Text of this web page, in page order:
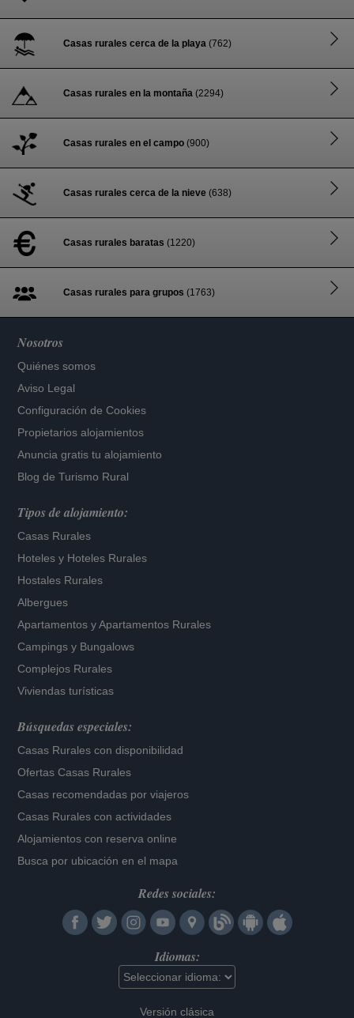
Casas rurales cerca de la playa (762)
Casas rurales en la montaña (2294)
Casas rurales en el campo (900)
Casas rurales cerca de la nieve (638)
Casas rurales baratas (1220)
Casas rurales para grupos (1763)
Nosotros
Quiénes somos
Aviso Legal
Configuración de Cookies
Propietarios alojamientos
Anuncia gratis tu alojamiento
Blog de Turismo Rural
Tipos de alojamiento:
Casas Rurales
Hoteles y Hoteles Rurales
Hostales Rurales
Albergues
Apartamentos yApartamentos Rurales
Campings y Bungalows
Complejos Rurales
Viviendas turísticas
Búsquedas especiales:
Casas Rurales con disponibilidad
Ofertas Casas Rurales
Casas recomendadas por viajeros
Casas Rurales con actividades
Alojamientos con reserva online
Busca por ubicación en el mapa
Redes sociales:
Idiomas:
Versión clásica